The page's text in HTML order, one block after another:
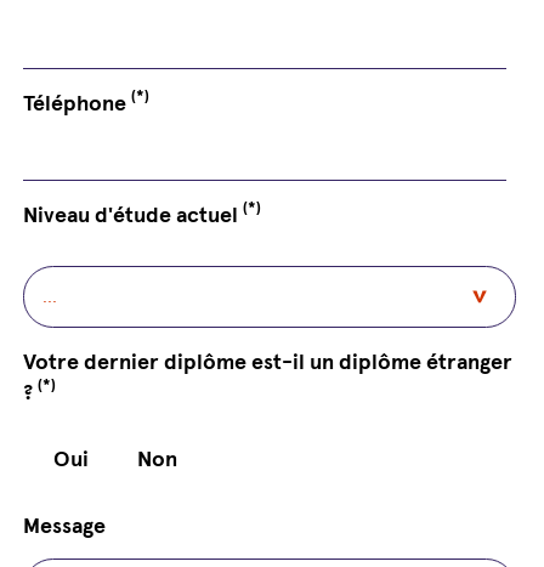
Téléphone(*)
Niveau d'étude actuel(*)
Votre dernier diplôme est-il un diplôme étranger
?(*)
Oui Non
Message